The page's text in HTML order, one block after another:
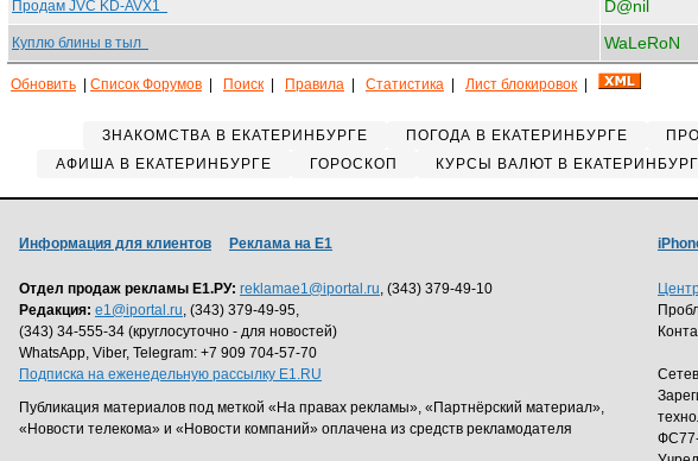
Продам JVC KD-AVX1 D@nil
Куплю блины в тыл WaLeRoN
Обновить Список Форумов Поиск Правила Статистика Лист блокировок
ЗНАКОМСТВА В ЕКАТЕРИНБУРГЕ ПОГОДА В ЕКАТЕРИНБУРГЕ
АФИША В ЕКАТЕРИНБУРГЕ
ГОРОСКОП КУРСЫ ВАЛЮТ В
Информация для клиентов Реклама на Е1
Отдел продаж рекламы Е1.РУ: reklamae1@iportal.ru, (343) 379-49-10
Редакция: e1@iportal.ru, (343) 379-49-95,
(343) 34-555-34 (круглосуточно - для новостей)
WhatsApp, Viber, Telegram: +7 909 704-57-70
Подписка на еженедельную рассылку E1.RU
Публикация материалов под меткой «На правах рекламы», «Партнёрский материал»,
«Новости телекома» и «Новости компаний» оплачена из средств рекламодателя
ФС77-